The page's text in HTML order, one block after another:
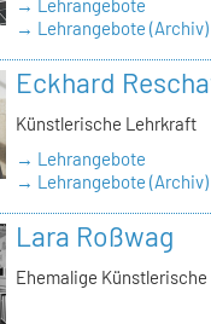
→ Lehrangebote
→ Lehrangebote (Archiv)
Eckhard
Künstlerische Lehrkraft
→ Lehrangebote
→ Lehrangebote (Archiv)
Lara Roßwag
Ehemalige